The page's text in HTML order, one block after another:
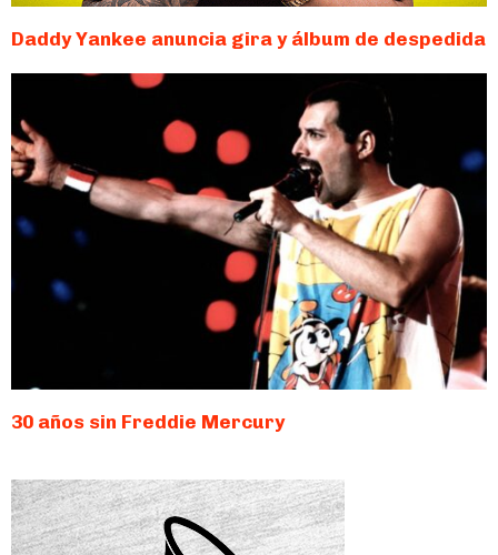
Daddy Yankee anuncia gira y álbum de despedida
30 años sin Freddie Mercury